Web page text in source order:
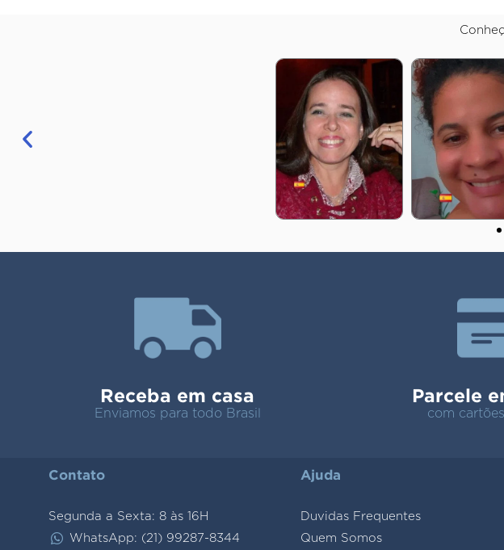
Receba em casa
Enviamos para todo Brasil
Parcele
com
Contato
Segunda a Sexta: 8 às 16H
WhatsApp: (21) 99287-8344
Ajuda
Duvidas Frequentes
Quem Somos